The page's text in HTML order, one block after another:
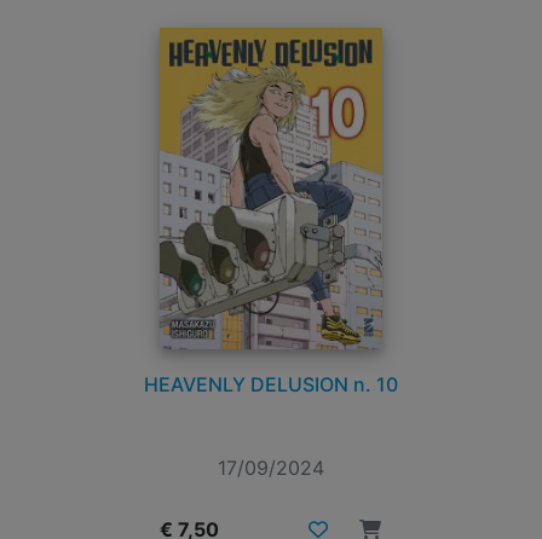
HEAVENLY DELUSION n. 10
17/09/2024
€ 7,50